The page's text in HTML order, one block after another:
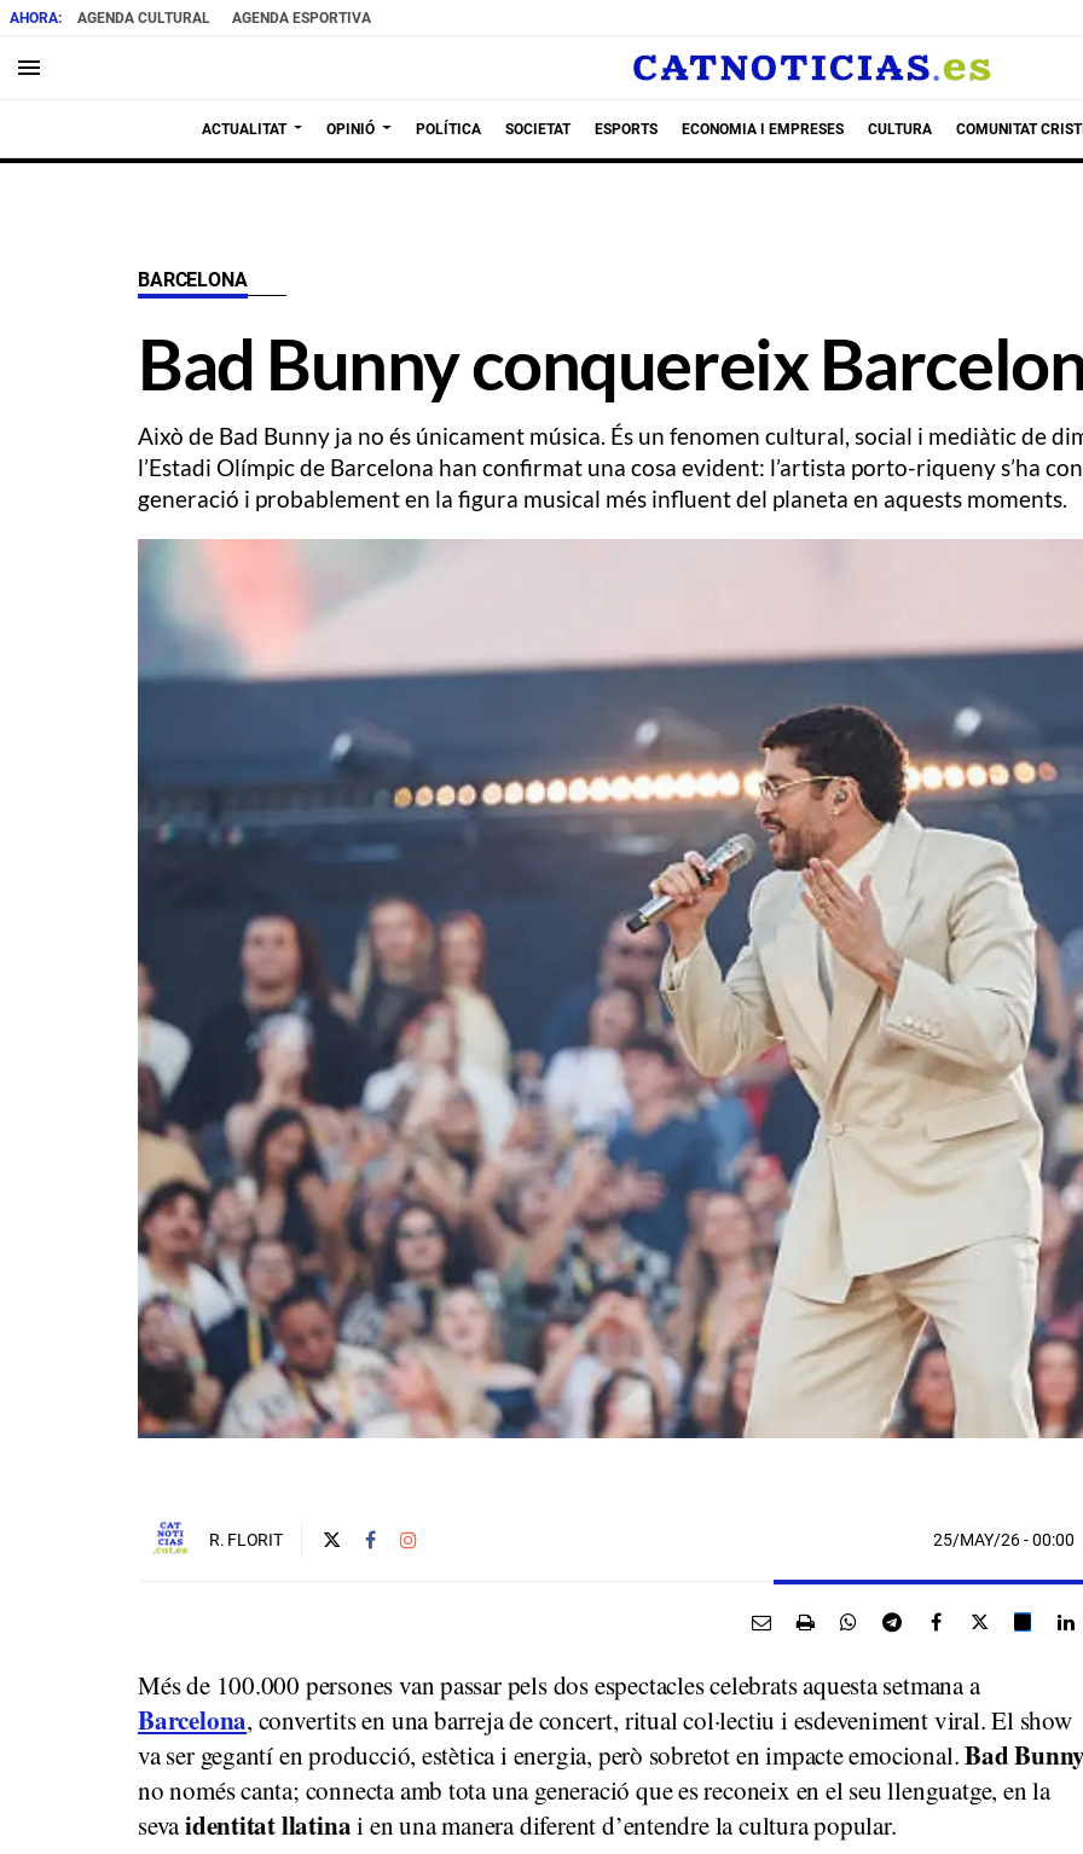
AGENDA CULTURAL AGENDA ESPORTIVA
menu
ACTUALITAT OPINIÓ POLÍTICA SOCIETAT ESPORTS ECONOMIA I EMPRESES CULTURA COMUNITAT
BARCELONA
Bad Bunny conquereix
Això de Bad Bunny ja no és únicament música. És un fenomen cultural, social i mediàtic de
l’Estadi Olímpic de Barcelona han confirmat una cosa evident: l’artista porto-riqueny s’ha
generació i probablement en la figura musical més influent del planeta en aquests moments.
R. FLORIT 25/MAY/26- 00:00
Més de 100.000 persones van passar pels dos espectacles celebrats aquesta setmana a
Barcelona, convertits en una barreja de concert, ritual col·lectiu i esdeveniment viral. El show
va ser gegantí en producció, estètica i energia, però sobretot en impacte emocional.Bad
no només canta; connecta amb tota una generació que es reconeix en el seu llenguatge, en la
sevaidentitat llatinai en una manera diferent d’entendre la cultura popular.